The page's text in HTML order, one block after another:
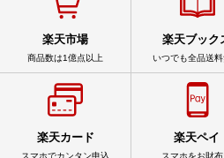
楽天市場
商品数は1億点以上
楽天ブック
いつでも全品送
楽天カード
スマホでカンタン申込
楽天ペイ
スマホをお財布